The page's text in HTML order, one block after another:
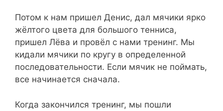
Потом к нам пришел Денис, дал мячики ярко
жёлтого цвета для большого тенниса,
пришел Лёва и провёл с нами тренинг. Мы
кидали мячики по кругу в определенной
последовательности. Если мячик не поймать,
все начинается сначала.
Когда закончился тренинг, мы пошли